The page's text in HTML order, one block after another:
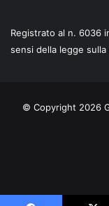
Registrato al n. 6036
sensi della legge
© Copyright 2026